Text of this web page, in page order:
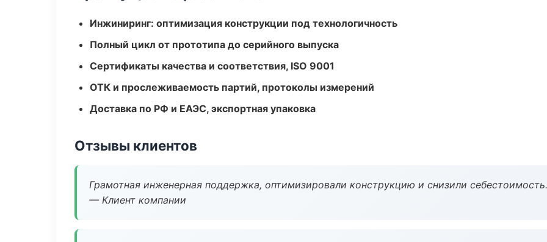
Инжиниринг: оптимизация конструкции под технологичность
Полный цикл от прототипа до серийного выпуска
Сертификаты качества и соответствия, ISO 9001
ОТК и прослеживаемость партий, протоколы измерений
Доставка по РФ и ЕАЭС, экспортная упаковка
Отзывы клиентов
Грамотная инженерная поддержка, оптимизировали конструкцию и снизили себестоимость.
— Клиент компании